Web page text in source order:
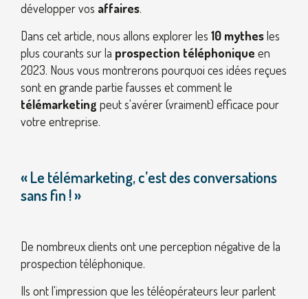
développer vos affaires.
Dans cet article, nous allons explorer les 10 mythesles
plus courants sur la prospection téléphonique en
2023. Nous vous montrerons pourquoi ces idées reçues
sont en grande partie fausses et comment le
télémarketing peut s'avérer (vraiment) efficace pour
votre entreprise.
« Le télémarketing, c’est des conversations
sans fin ! »
De nombreux clients ont une perception négative de la
prospection téléphonique.
Ils ont l'impression que les téléopérateurs leur parlent